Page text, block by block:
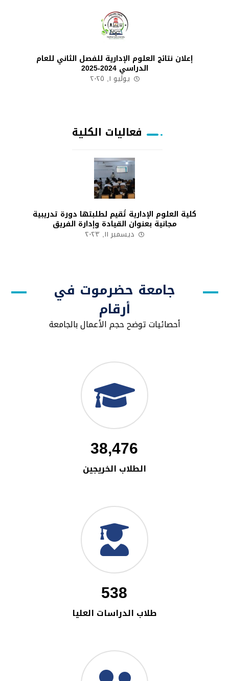
إعلان نتائج العلوم الإدارية للفصل الثاني للعام
الدراسي 2024-2025
يوليو ١, ٢٠٢٥
فعاليات الكلية
كلية العلوم الإدارية تُقيم لطلبتها دورة تدريبية
مجانية بعنوان القيادة وإدارة الفريق
ديسمبر ١١, ٢٠٢٣
جامعة حضرموت في
أرقام
أحصائيات توضح حجم الأعمال بالجامعة
38,476
الطلاب الخريجين
538
طلاب الدراسات العليا